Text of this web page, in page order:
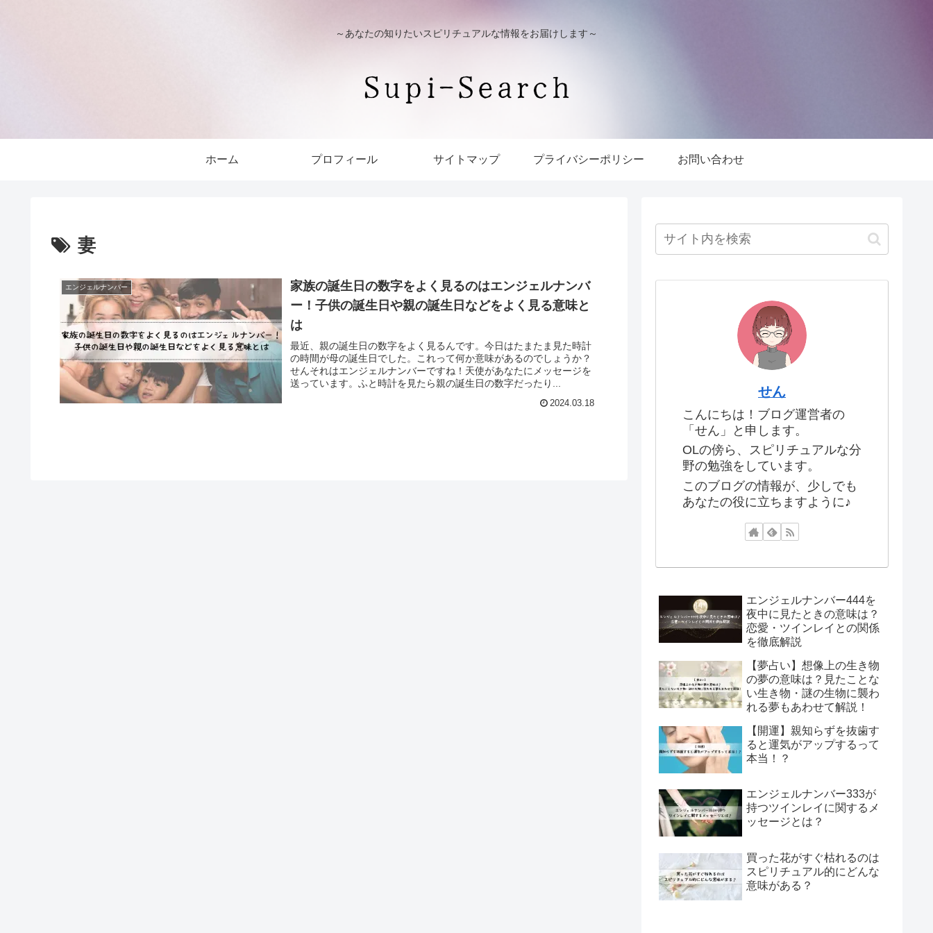
～あなたの知りたいスピリチュアルな情報をお届けします～
ホーム プロフィール サイトマップ プライバシーポリシー お問い合わせ
妻
エンジェルナンバー
家族の誕生日の数字をよく見るのはエンジェルナンバ
ー！子供の誕生日や親の誕生日などをよく見る意味と
は
最近、親の誕生日の数字をよく見るんです。今日はたまたま見た時計
の時間が母の誕生日でした。これって何か意味があるのでしょうか？
せんそれはエンジェルナンバーですね！天使があなたにメッセージを
送っています。ふと時計を見たら親の誕生日の数字だったり...
2024.03.18
せん
こんにちは！ブログ運営者の
「せん」と申します。
OLの傍ら、スピリチュアルな分
野の勉強をしています。
このブログの情報が、少しでも
あなたの役に立ちますように♪
エンジェルナンバー444を
夜中に見たときの意味は？
恋愛・ツインレイとの関係
を徹底解説
【夢占い】想像上の生き物
の夢の意味は？見たことな
い生き物・謎の生物に襲わ
れる夢もあわせて解説！
【開運】親知らずを抜歯す
ると運気がアップするって
本当！？
エンジェルナンバー333が
持つツインレイに関するメ
ッセージとは？
買った花がすぐ枯れるのは
スピリチュアル的にどんな
意味がある？